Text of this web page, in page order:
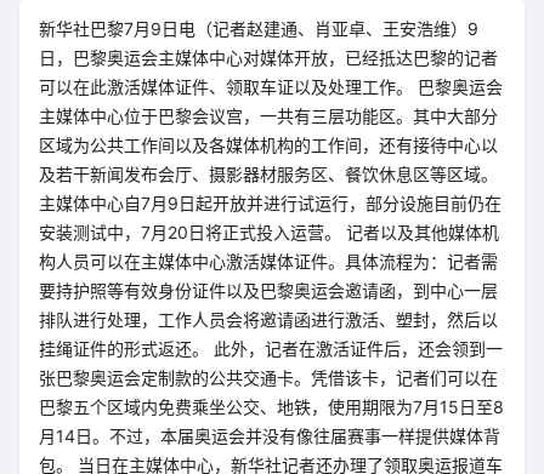
新华社巴黎7月9日电（记者赵建通、肖亚卓、王安浩维）9
日，巴黎奥运会主媒体中心对媒体开放，已经抵达巴黎的记者
可以在此激活媒体证件、领取车证以及处理工作。 巴黎奥运会
主媒体中心位于巴黎会议宫，一共有三层功能区。其中大部分
区域为公共工作间以及各媒体机构的工作间，还有接待中心以
及若干新闻发布会厅、摄影器材服务区、餐饮休息区等区域。
主媒体中心自7月9日起开放并进行试运行，部分设施目前仍在
安装测试中，7月20日将正式投入运营。 记者以及其他媒体机
构人员可以在主媒体中心激活媒体证件。具体流程为：记者需
要持护照等有效身份证件以及巴黎奥运会邀请函，到中心一层
排队进行处理，工作人员会将邀请函进行激活、塑封，然后以
挂绳证件的形式返还。 此外，记者在激活证件后，还会领到一
张巴黎奥运会定制款的公共交通卡。凭借该卡，记者们可以在
巴黎五个区域内免费乘坐公交、地铁，使用期限为7月15日至8
月14日。不过，本届奥运会并没有像往届赛事一样提供媒体背
包。 当日在主媒体中心，新华社记者还办理了领取奥运报道车